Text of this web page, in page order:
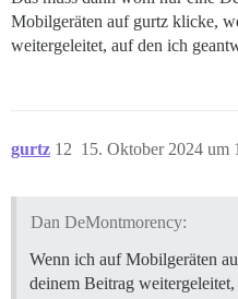
Mobilgeräten auf gurtz klicke,
weitergeleitet, auf den ich
gurtz 15. Oktober 2024 um
12
Dan DeMontmorency:
Wenn ich auf Mobilgeräten
deinem Beitrag